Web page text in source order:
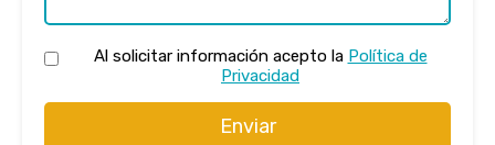
Al solicitar información acepto la Política de
Privacidad
Enviar